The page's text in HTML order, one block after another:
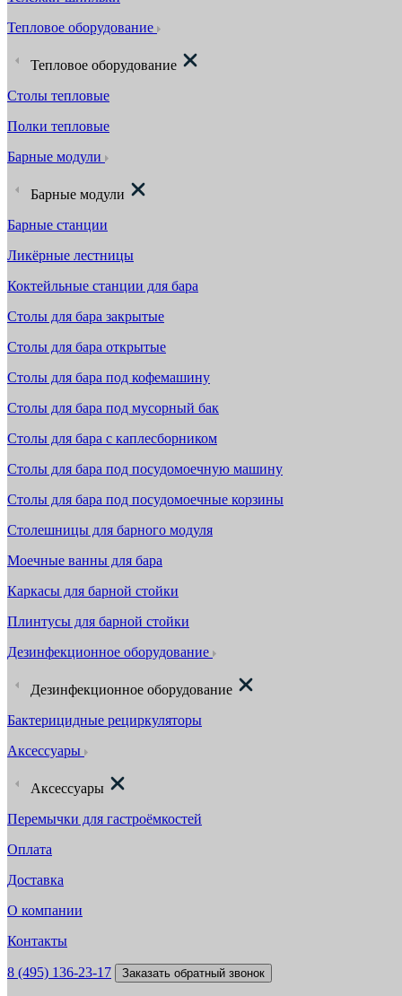
Тепловое оборудование
Тепловое оборудование
Столы тепловые
Полки тепловые
Барные модули
Барные модули
Барные станции
Ликёрные лестницы
Коктейльные станции для бара
Столы для бара закрытые
Столы для бара открытые
Столы для бара под кофемашину
Столы для бара под мусорный бак
Столы для бара с каплесборником
Столы для бара под посудомоечную машину
Столы для бара под посудомоечные корзины
Столешницы для барного модуля
Моечные ванны для бара
Каркасы для барной стойки
Плинтусы для барной стойки
Дезинфекционное оборудование
Дезинфекционное оборудование
Бактерицидные рециркуляторы
Аксессуары
Аксессуары
Перемычки для гастроёмкостей
Оплата
Доставка
О компании
Контакты
8 (495) 136-23-17 Заказать обратный звонок